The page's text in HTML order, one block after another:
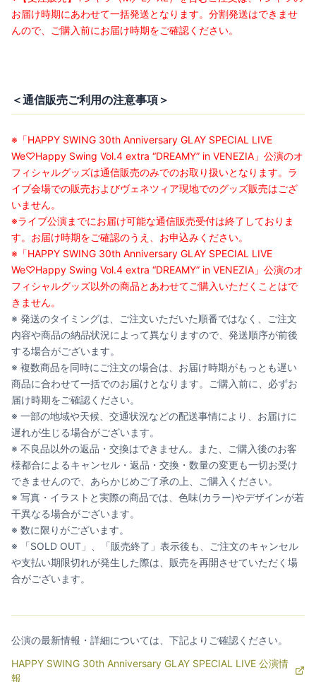
お届け時期にあわせて一括発送となります。分割発送はできませ
んので、ご購入前にお届け時期をご確認ください。
＜通信販売ご利用の注意事項＞
※「HAPPY SWING 30th Anniversary GLAY SPECIAL LIVE
We♡Happy Swing Vol.4 extra “DREAMY” in VENEZIA」公演のオ
フィシャルグッズは通信販売のみでのお取り扱いとなります。ラ
イブ会場での販売およびヴェネツィア現地でのグッズ販売はござ
いません。
※ライブ公演までにお届け可能な通信販売受付は終了しておりま
す。お届け時期をご確認のうえ、お申込みください。
※「HAPPY SWING 30th Anniversary GLAY SPECIAL LIVE
We♡Happy Swing Vol.4 extra “DREAMY” in VENEZIA」公演のオ
フィシャルグッズ以外の商品とあわせてご購入いただくことはで
きません。
※ 発送のタイミングは、ご注文いただいた順番ではなく、ご注文
内容や商品の納品状況によって異なりますので、発送順序が前後
する場合がございます。
※ 複数商品を同時にご注文の場合は、お届け時期がもっとも遅い
商品に合わせて一括でのお届けとなります。ご購入前に、必ずお
届け時期をご確認ください。
※ 一部の地域や天候、交通状況などの配送事情により、お届けに
遅れが生じる場合がございます。
※ 不良品以外の返品・交換はできません。また、ご購入後のお客
様都合によるキャンセル・返品・交換・数量の変更も一切お受け
できませんので、あらかじめご了承の上、ご購入ください。
※ 写真・イラストと実際の商品では、色味(カラー)やデザインが若
干異なる場合がございます。
※ 数に限りがございます。
※ 「SOLD OUT」、「販売終了」表示後も、ご注文のキャンセル
や支払い期限切れが発生した際は、販売を再開させていただく場
合がございます。
公演の最新情報・詳細については、下記よりご確認ください。
HAPPY SWING 30th Anniversary GLAY SPECIAL LIVE 公演情
報